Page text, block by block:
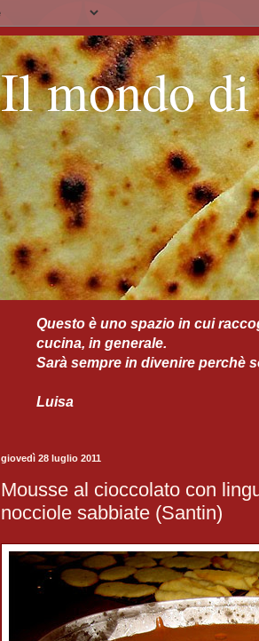
Il mondo
Questo è uno spazio in cui
cucina, in generale.
Sarà sempre in divenire perchè
Luisa
giovedì 28 luglio 2011
Mousse al cioccolato con
nocciole sabbiate (Santin)